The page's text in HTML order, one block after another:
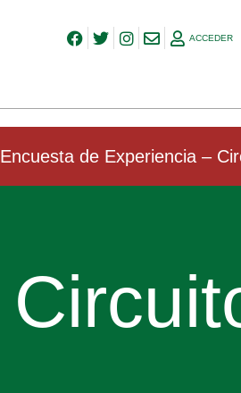
ACCEDER
Encuesta de Experiencia –